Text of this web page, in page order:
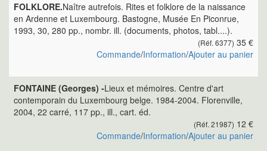
FOLKLORE.Naître autrefois. Rites et folklore de la naissance
en Ardenne et Luxembourg. Bastogne, Musée En Piconrue,
1993, 30, 280 pp., nombr. ill. (documents, photos, tabl....).
(Réf. 6377) 35 €
Commande/Information/Ajouter au panier
FONTAINE (Georges) -Lieux et mémoires. Centre d'art
contemporain du Luxembourg belge. 1984-2004. Florenville,
2004, 22 carré, 117 pp., ill., cart. éd.
(Réf. 21987) 12 €
Commande/Information/Ajouter au panier